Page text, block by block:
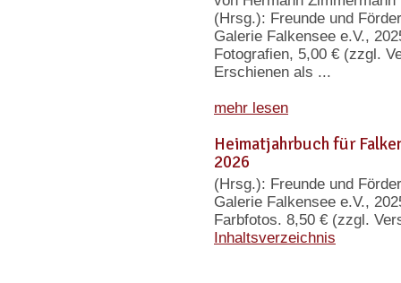
(Hrsg.): Freunde und
Galerie Falkensee e.V.,
Fotografien, 5,00 € (zzgl.
Erschienen als ...
mehr lesen
Heimatjahrbuch für
2026
(Hrsg.): Freunde und
Galerie Falkensee e.V.,
Farbfotos. 8,50 € (zzgl.
Inhaltsverzeichnis